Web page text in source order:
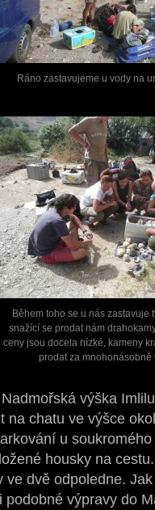
Ráno zastavujeme u vody na
Během toho se u nás zastavuje
snažící se prodat nám
ceny jsou docela nízké, kameny
prodat za mnohonásobně
výška
na chatu ve výšce
u
housky na
ve dvě odpoledne.
podobné výpravy do